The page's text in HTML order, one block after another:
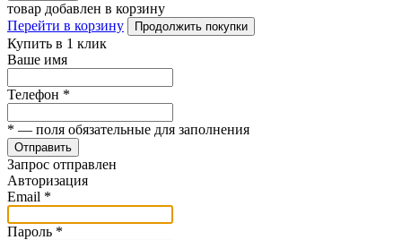
товар добавлен в корзину
Перейти в корзину
Продолжить покупки
Купить в 1 клик
Ваше имя
Телефон *
* — поля обязательные для заполнения
Отправить
Запрос отправлен
Авторизация
Email *
Пароль *